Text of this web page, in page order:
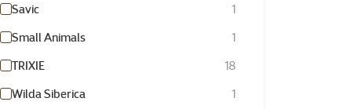
Savic
1
Small Animals
1
TRIXIE
18
Wilda Siberica
1